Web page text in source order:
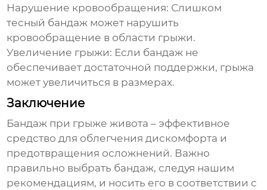
Нарушение кровообращения: Слишком
тесный бандаж может нарушить
кровообращение в области грыжи.
Увеличение грыжи: Если бандаж не
обеспечивает достаточной поддержки, грыжа
может увеличиться в размерах.
Заключение
Бандаж при грыже живота – эффективное
средство для облегчения дискомфорта и
предотвращения осложнений. Важно
правильно выбрать бандаж, следуя нашим
рекомендациям, и носить его в соответствии с